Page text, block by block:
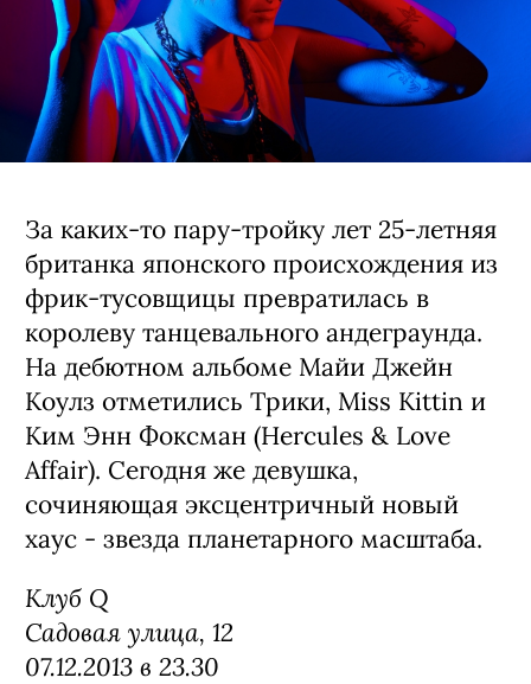
За каких-то пару-тройку лет 25-летняя
британка японского происхождения из
фрик-тусовщицы превратилась в
королеву танцевального андеграунда.
На дебютном альбоме Майи Джейн
Коулз отметились Трики, Miss Kittin и
Ким Энн Фоксман (Hercules & Love
Affair). Сегодня же девушка,
сочиняющая эксцентричный новый
хаус - звезда планетарного масштаба.
Клуб Q
Садовая улица, 12
07.12.2013 в 23.30